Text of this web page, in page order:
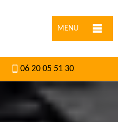
MENU
06 20 05 51 30